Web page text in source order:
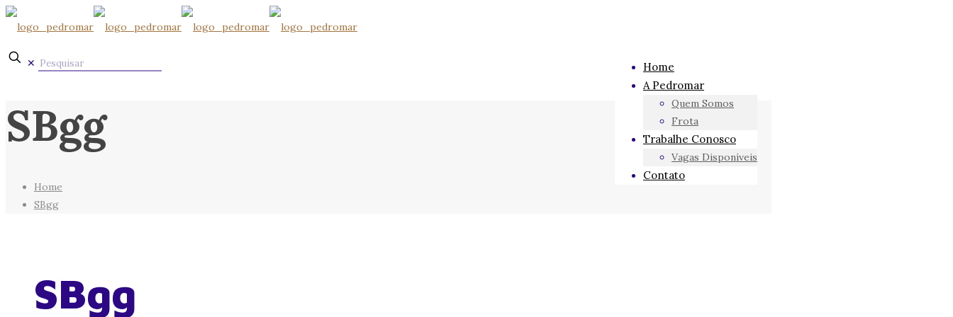
Home
A Pedromar
Quem Somos
Frota
Trabalhe Conosco
Vagas Disponíveis
Contato
✕
SBgg
Home
SBgg
SBgg